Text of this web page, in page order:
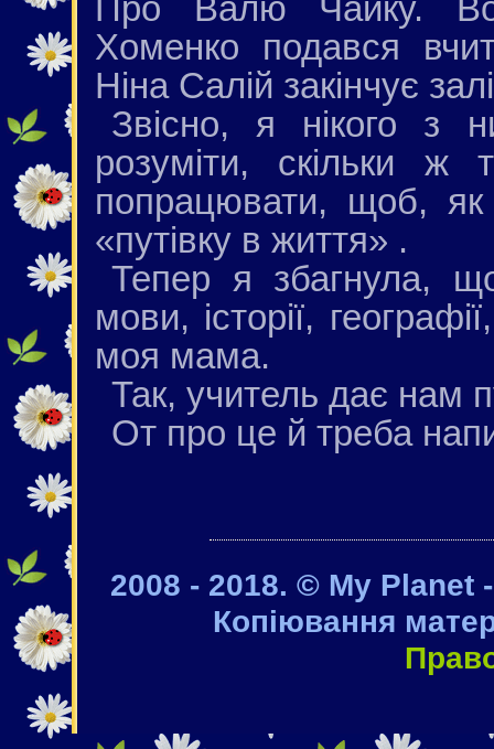
Хоменко подався
Ніна Салій закінчує
Звісно, я нікого з
розуміти, скільки
попрацювати, щоб,
«путівку в життя» .
Тепер я збагнула,
мови, історії,
моя мама.
Так, учитель дає нам
От про це й треба
2008 - 2018. © My Planet
Копіювання